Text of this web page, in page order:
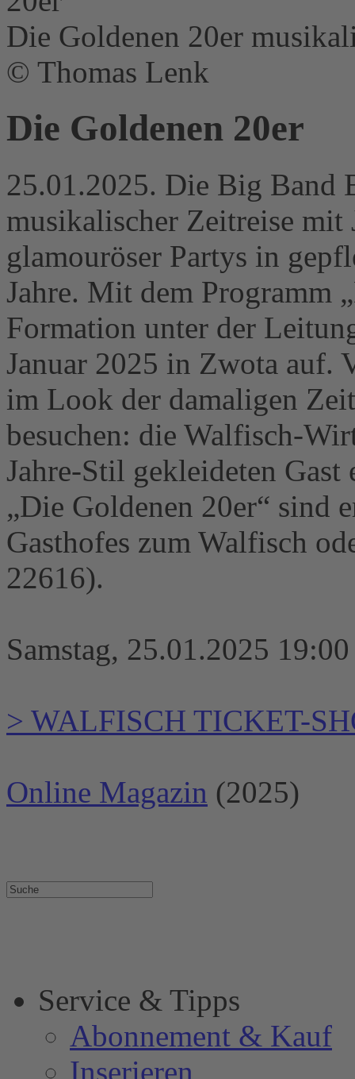
Die Goldenen 20er
© Thomas Lenk
Die Goldenen 20er
25.01.2025. Die Big Band
musikalischer Zeitreise mit
glamouröser Partys in
Jahre. Mit dem Programm
Formation unter der
Januar 2025 in Zwota auf.
im Look der damaligen
besuchen: die Walfisch-
Jahre-Stil gekleideten
„Die Goldenen 20er“ sind
Gasthofes zum Walfisch
22616).
Samstag, 25.01.2025
> WALFISCH TICKET-
Online Magazin (2025)
Service & Tipps
Abonnement & Kauf
Inserieren